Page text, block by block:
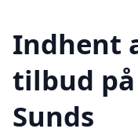
Indhent
tilbud
Sunds